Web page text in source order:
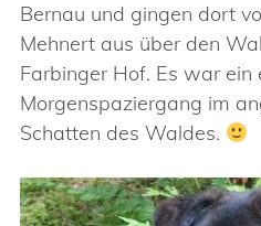
Bernau und gingen dort
Mehnert aus über den
Farbinger Hof. Es war ein
Morgenspaziergang im
Schatten des Waldes.